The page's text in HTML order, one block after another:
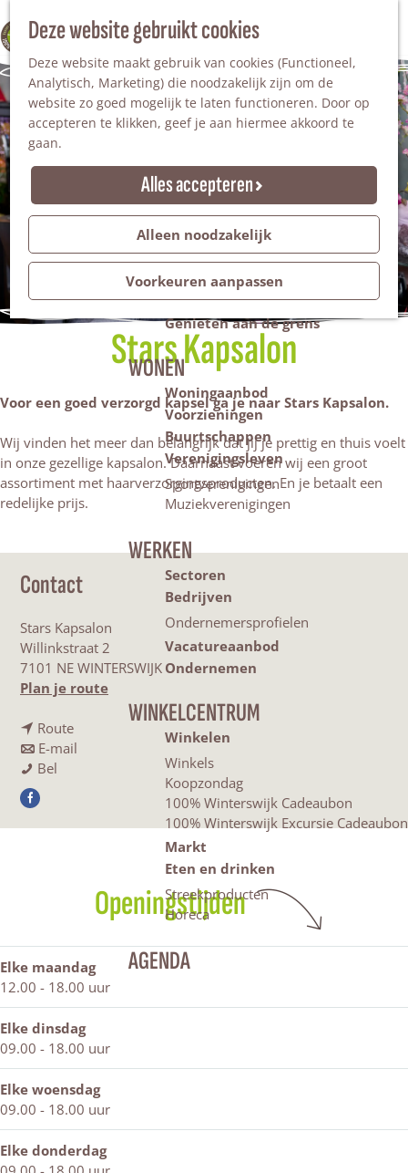
Deze website gebruikt cookies
Deze website maakt gebruik van cookies (Functioneel,
Analytisch, Marketing) die noodzakelijk zijn om de
website zo goed mogelijk te laten functioneren. Door op
accepteren te klikken, geef je aan hiermee akkoord te
gaan.
Alles accepteren
Alleen noodzakelijk
Voorkeuren aanpassen
100% WINTERSWIJK
Z
o
e
k
e
n
M
e
n
u
Natuurgebieden
Steengroeve
Tuinen en parken
Recreatieplas Het Hilgelo
Overnachten
Campings & vakantieparken
Vakantiehuizen
Groepsaccommodaties
Hotels
Evenementen
Restantendag
Volksfeest & Bloemencorso
Promotie evenementen
Genieten aan de grens
WONEN
Woningaanbod
Voorzieningen
Buurtschappen
Verenigingsleven
Sportverenigingen
Muziekverenigingen
WERKEN
Sectoren
Bedrijven
Ondernemersprofielen
Vacatureaanbod
Ondernemen
WINKELCENTRUM
Winkelen
Winkels
Koopzondag
100% Winterswijk Cadeaubon
100% Winterswijk Excursie Cadeaubon
Markt
Eten en drinken
Streekproducten
Horeca
AGENDA
Stars Kapsalon
Voor een goed verzorgd kapsel ga je naar Stars Kapsalon.
Wij vinden het meer dan belangrijk dat jij je prettig en thuis voelt
in onze gezellige kapsalon. Daarnaast voeren wij een groot
assortiment met haarverzorgingsproducten. En je betaalt een
redelijke prijs.
Contact
Stars Kapsalon
Willinkstraat 2
7101 NE WINTERSWIJK
Plan je routen
r
p
a
o
n
Routen
a
t
p
s
a
l
o
n
E-mail
S
a
p
s
a
l
o
n
Bel
r
a
l
o
n
F
a
k
S
t
a
r
s
K
a
p
s
a
l
Openingstijden
Elke maandag
12.00 - 18.00 uur
Elke dinsdag
09.00 - 18.00 uur
Elke woensdag
09.00 - 18.00 uur
Elke donderdag